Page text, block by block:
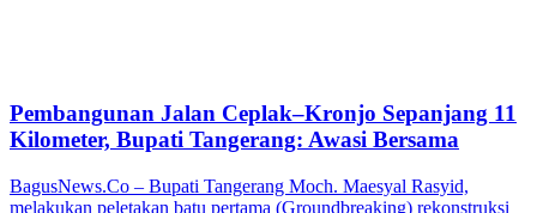
Pembangunan Jalan Ceplak–Kronjo Sepanjang 11
Kilometer, Bupati Tangerang: Awasi Bersama
BagusNews.Co – Bupati Tangerang Moch. Maesyal Rasyid,
melakukan peletakan batu pertama (Groundbreaking) rekonstruksi